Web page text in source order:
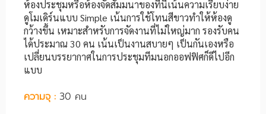
ห้องประชุมหรือห้องจัดสัมมนาของที่นี่เน้นความเรียบง่าย
ดูโมเดิร์นแบบ Simple เน้นการใช้โทนสีขาวทำให้ห้องดู
กว้างขึ้น เหมาะสำหรับการจัดงานที่ไม่ใหญ่มาก รองรับคน
ได้ประมาณ 30 คน เน้นเป็นงานสบายๆ เป็นกันเองหรือ
เปลี่ยนบรรยากาศในการประชุมทีมนอกออฟฟิศก็ดีไปอีก
แบบ
ความจุ : 30 คน